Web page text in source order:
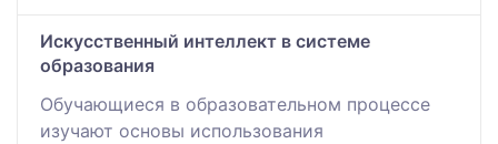
Искусственный интеллект в системе
образования
Обучающиеся в образовательном процессе
изучают основы использования